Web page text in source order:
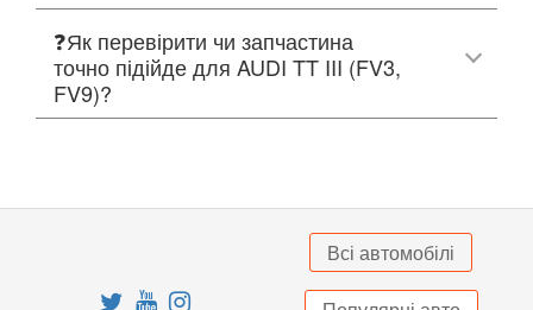
❓Як перевірити чи запчастина
точно підійде для AUDI TT III (FV3,
FV9)?
Всі автомобілі